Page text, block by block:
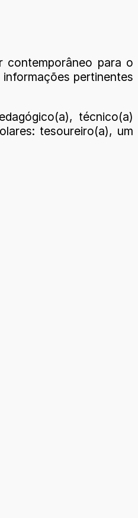
para o
pertinentes
técnico(a)
tesoureiro(a), um